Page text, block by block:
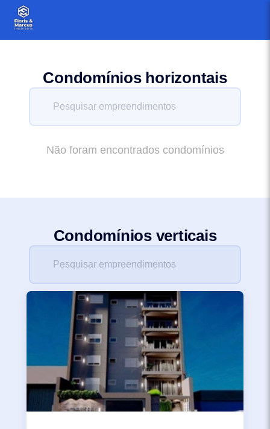
Condomínios horizontais
Não foram encontrados condomínios
Condomínios verticais